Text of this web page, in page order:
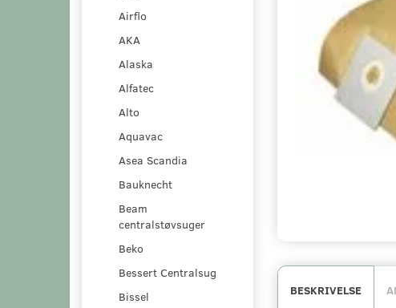
Airflo
AKA
Alaska
Alfatec
Alto
Aquavac
Asea Scandia
Bauknecht
Beam
centralstøvsuger
Beko
Bessert Centralsug
Bissel
BESKRIVELSE